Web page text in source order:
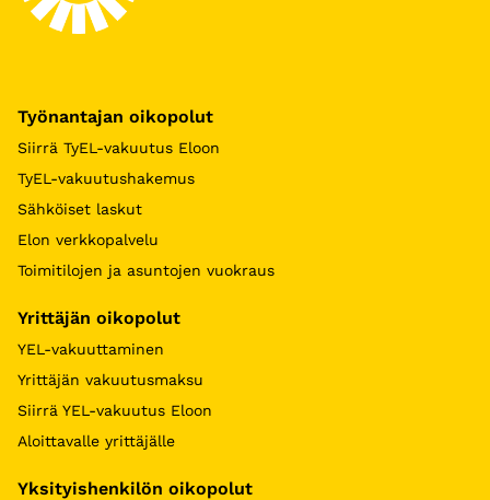
Työnantajan oikopolut
Siirrä TyEL-vakuutus Eloon
TyEL-vakuutushakemus
Sähköiset laskut
Elon verkkopalvelu
Toimitilojen ja asuntojen vuokraus
Yrittäjän oikopolut
YEL-vakuuttaminen
Yrittäjän vakuutusmaksu
Siirrä YEL-vakuutus Eloon
Aloittavalle yrittäjälle
Yksityishenkilön oikopolut